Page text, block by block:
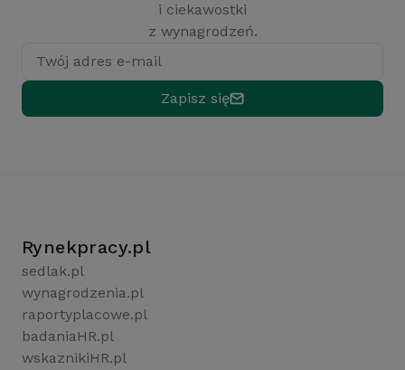
i ciekawostki
z wynagrodzeń.
Twój adres e-mail
Zapisz się
Rynekpracy.pl
sedlak.pl
wynagrodzenia.pl
raportyplacowe.pl
badaniaHR.pl
wskaznikiHR.pl